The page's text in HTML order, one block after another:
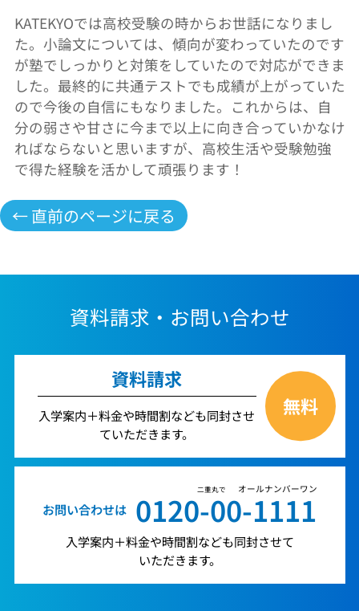
KATEKYOでは高校受験の時からお世話になりまし
た。小論文については、傾向が変わっていたのです
が塾でしっかりと対策をしていたので対応ができま
した。最終的に共通テストでも成績が上がっていた
ので今後の自信にもなりました。これからは、自
分の弱さや甘さに今まで以上に向き合っていかなけ
ればならないと思いますが、高校生活や受験勉強
で得た経験を活かして頑張ります！
← 直前のページに戻る
資料請求・お問い合わせ
資料請求
入学案内＋料金や時間割なども同封させ
ていただきます。
無料
二重丸で オールナンバーワン
お問い合わせは 0120-00-1111
入学案内＋料金や時間割なども同封させて
いただきます。